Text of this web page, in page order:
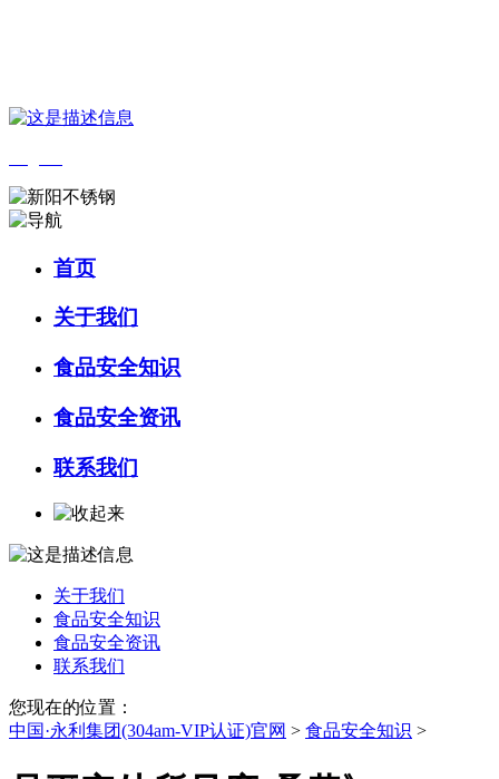
首页
关于我们
食品安全知识
食品安全资讯
联系我们
关于我们
食品安全知识
食品安全资讯
联系我们
您现在的位置：
中国·永利集团(304am-VIP认证)官网 > 食品安全知识 >